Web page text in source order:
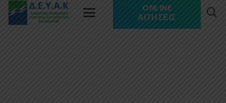
ONLINE
ΑΙΤΉΣΕΙΣ